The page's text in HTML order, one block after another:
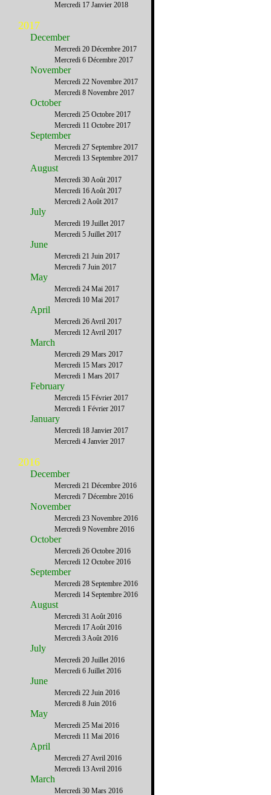
Mercredi 17 Janvier 2018
2017
December
Mercredi 20 Décembre 2017
Mercredi 6 Décembre 2017
November
Mercredi 22 Novembre 2017
Mercredi 8 Novembre 2017
October
Mercredi 25 Octobre 2017
Mercredi 11 Octobre 2017
September
Mercredi 27 Septembre 2017
Mercredi 13 Septembre 2017
August
Mercredi 30 Août 2017
Mercredi 16 Août 2017
Mercredi 2 Août 2017
July
Mercredi 19 Juillet 2017
Mercredi 5 Juillet 2017
June
Mercredi 21 Juin 2017
Mercredi 7 Juin 2017
May
Mercredi 24 Mai 2017
Mercredi 10 Mai 2017
April
Mercredi 26 Avril 2017
Mercredi 12 Avril 2017
March
Mercredi 29 Mars 2017
Mercredi 15 Mars 2017
Mercredi 1 Mars 2017
February
Mercredi 15 Février 2017
Mercredi 1 Février 2017
January
Mercredi 18 Janvier 2017
Mercredi 4 Janvier 2017
2016
December
Mercredi 21 Décembre 2016
Mercredi 7 Décembre 2016
November
Mercredi 23 Novembre 2016
Mercredi 9 Novembre 2016
October
Mercredi 26 Octobre 2016
Mercredi 12 Octobre 2016
September
Mercredi 28 Septembre 2016
Mercredi 14 Septembre 2016
August
Mercredi 31 Août 2016
Mercredi 17 Août 2016
Mercredi 3 Août 2016
July
Mercredi 20 Juillet 2016
Mercredi 6 Juillet 2016
June
Mercredi 22 Juin 2016
Mercredi 8 Juin 2016
May
Mercredi 25 Mai 2016
Mercredi 11 Mai 2016
April
Mercredi 27 Avril 2016
Mercredi 13 Avril 2016
March
Mercredi 30 Mars 2016